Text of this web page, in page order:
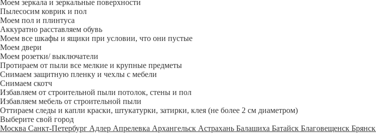
Моем зеркала и зеркальные поверхности
Пылесосим коврик и пол
Моем пол и плинтуса
Аккуратно расставляем обувь
Моем все шкафы и ящики при условии, что они пустые
Моем двери
Моем розетки/ выключатели
Протираем от пыли все мелкие и крупные предметы
Снимаем защитную пленку и чехлы с мебели
Снимаем скотч
Избавляем от строительной пыли потолок, стены и пол
Избавляем мебель от строительной пыли
Оттираем следы и капли краски, штукатурки, затирки, клея (не более 2 см диаметром)
Выберите свой город
Москва Санкт-Петербург Адлер Апрелевка Архангельск Астрахань Балашиха Батайск Благовещенск Брянск